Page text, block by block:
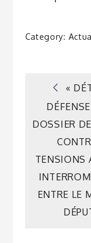
Category:
de
«
DOSSIER
TENSIONS
ENTRE LE